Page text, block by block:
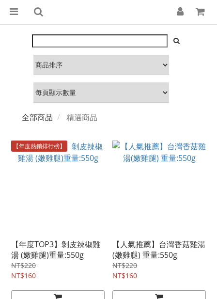
全部商品 精選商品
【年度熱銷排行榜】
【年度TOP3】剝皮辣椒雞
湯 (嫩雞腿)重量:550g
NT$220
NT$160
【人氣推薦】台灣香菇雞湯
(嫩雞腿) 重量:550g
NT$220
NT$160